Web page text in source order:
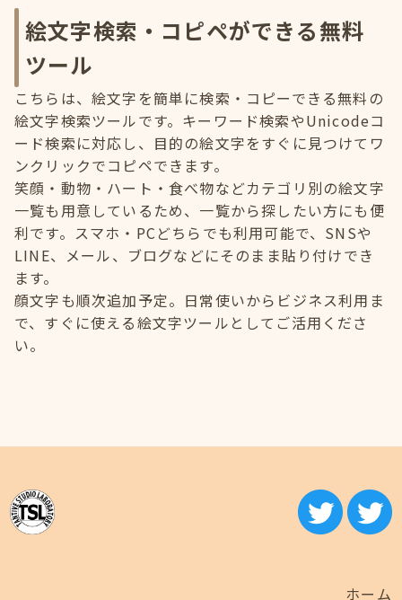
絵文字検索・コピペができる無料
ツール
こちらは、絵文字を簡単に検索・コピーできる無料の
絵文字検索ツールです。キーワード検索やUnicodeコ
ード検索に対応し、目的の絵文字をすぐに見つけてワ
ンクリックでコピペできます。
笑顔・動物・ハート・食べ物などカテゴリ別の絵文字
一覧も用意しているため、一覧から探したい方にも便
利です。スマホ・PCどちらでも利用可能で、SNSや
LINE、メール、ブログなどにそのまま貼り付けでき
ます。
顔文字も順次追加予定。日常使いからビジネス利用ま
で、すぐに使える絵文字ツールとしてご活用くださ
い。
ホーム